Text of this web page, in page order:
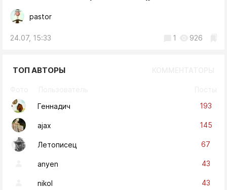
pastor
24.07, 15:33 1 926
ТОП АВТОРЫ
Геннадич
193
ajax 145
Летописец 67
anyen 43
nikol 43